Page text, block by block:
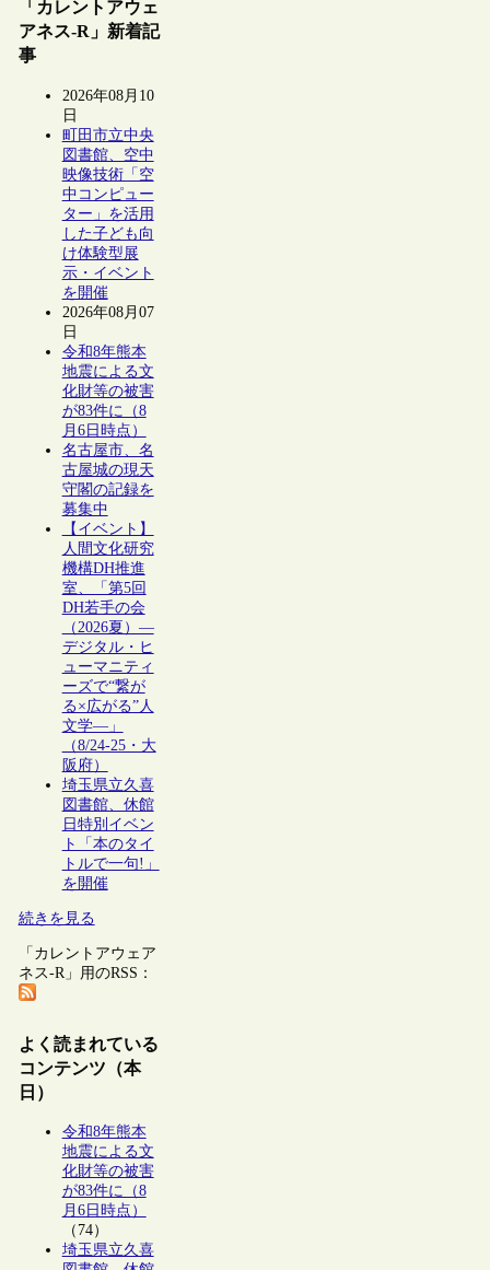
「カレントアウェ
アネス-R」新着記
事
2026年08月10
日
町田市立中央
図書館、空中
映像技術「空
中コンピュー
ター」を活用
した子ども向
け体験型展
示・イベント
を開催
2026年08月07
日
令和8年熊本
地震による文
化財等の被害
が83件に（8
月6日時点）
名古屋市、名
古屋城の現天
守閣の記録を
募集中
【イベント】
人間文化研究
機構DH推進
室、「第5回
DH若手の会
（2026夏）―
デジタル・ヒ
ューマニティ
ーズで“繋が
る×広がる”人
文学―」
（8/24-25・大
阪府）
埼玉県立久喜
図書館、休館
日特別イベン
ト「本のタイ
トルで一句!」
を開催
続きを見る
「カレントアウェア
ネス-R」用のRSS：
よく読まれている
コンテンツ（本
日）
令和8年熊本
地震による文
化財等の被害
が83件に（8
月6日時点）
（74）
埼玉県立久喜